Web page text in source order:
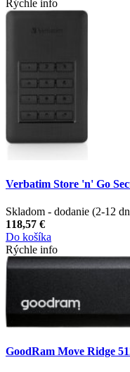
Rýchle info
Verbatim Store 'n' Go
Skladom - dodanie (2-12
118,57 €
Do košíka
Rýchle info
GoodRam Move Ridge